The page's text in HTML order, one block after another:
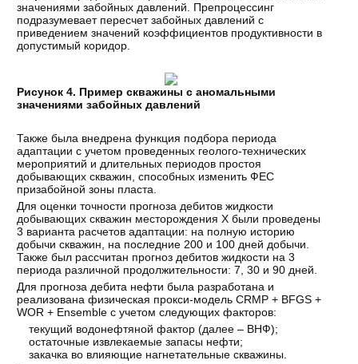
значениями забойных давлений. Препроцессинг
подразумевает пересчет забойных давлений с
приведением значений коэффициентов продуктивности в
допустимый коридор.
Рисунок 4. Пример скважины с аномальными
значениями забойных давлений
Также была внедрена функция подбора периода
адаптации с учетом проведенных геолого-технических
мероприятий и длительных периодов простоя
добывающих скважин, способных изменить ФЕС
призабойной зоны пласта.
Для оценки точности прогноза дебитов жидкости
добывающих скважин месторождения Х были проведены
3 варианта расчетов адаптации: на полную историю
добычи скважин, на последние 200 и 100 дней добычи.
Также был рассчитан прогноз дебитов жидкости на 3
периода различной продолжительности: 7, 30 и 90 дней.
Для прогноза дебита нефти была разработана и
реализована физическая прокси-модель CRMP + BFGS +
WOR + Ensemble с учетом следующих факторов:
текущий водонефтяной фактор (далее – ВНФ);
остаточные извлекаемые запасы нефти;
закачка во влияющие нагнетательные скважины.